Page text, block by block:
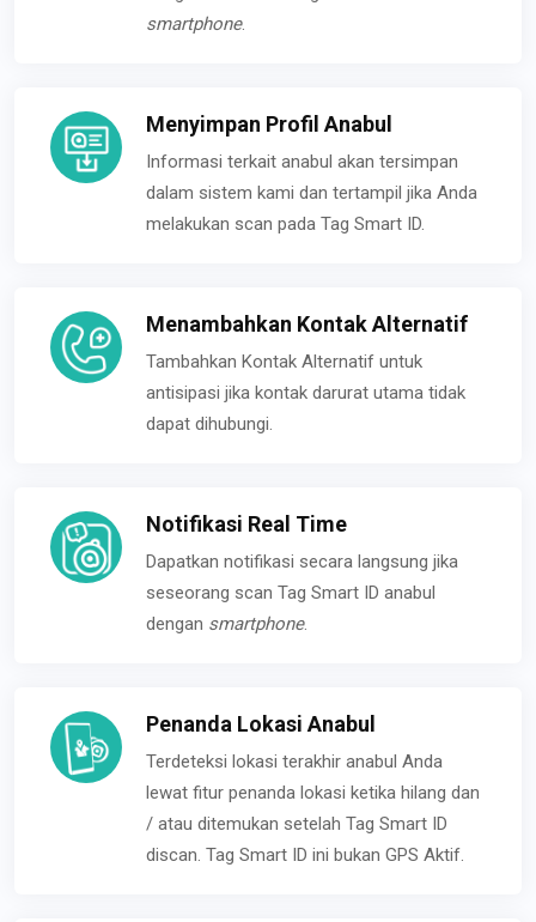
smartphone.
Menyimpan Profil Anabul
Informasi terkait anabul akan tersimpan
dalam sistem kami dan tertampil jika Anda
melakukan scan pada Tag Smart ID.
Menambahkan Kontak Alternatif
Tambahkan Kontak Alternatif untuk
antisipasi jika kontak darurat utama tidak
dapat dihubungi.
Notifikasi Real Time
Dapatkan notifikasi secara langsung jika
seseorang scan Tag Smart ID anabul
dengan smartphone.
Penanda Lokasi Anabul
Terdeteksi lokasi terakhir anabul Anda
lewat fitur penanda lokasi ketika hilang dan
/ atau ditemukan setelah Tag Smart ID
discan. Tag Smart ID ini bukan GPS Aktif.